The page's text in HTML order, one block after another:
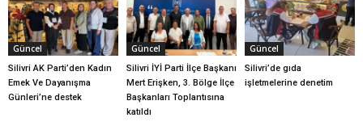
Güncel
Silivri AK Parti’den Kadın
Emek Ve Dayanışma
Günleri’ne destek
Güncel
Silivri İYİ Parti İlçe Başkanı
Mert Erişken, 3. Bölge İlçe
Başkanları Toplantısına
katıldı
Güncel
Silivri’de gıda
işletmelerine denetim